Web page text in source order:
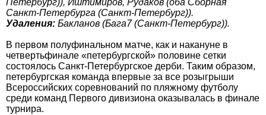
Петербург)), Иштимиров, Рудаков (оба Сборная
Санкт-Петербурга (Санкт-Петербург)).
Удаления: Бакланов (Бага7 (Санкт-Петербург)).
В первом полуфинальном матче, как и накануне в
четвертьфинале «петербургской» половине сетки
состоялось Санкт-Петербургское дерби. Таким образом,
петербургская команда впервые за все розыгрыши
Всероссийских соревнований по пляжному футболу
среди команд Первого дивизиона оказывалась в финале
турнира.